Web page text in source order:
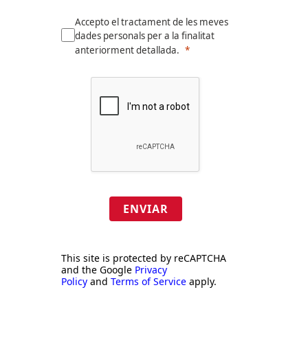
Accepto el tractament de les meves
dades personals per a la finalitat
anteriorment detallada.
ENVIAR
This site is protected by reCAPTCHA
and the Google Privacy
Policy and Terms of Service apply.